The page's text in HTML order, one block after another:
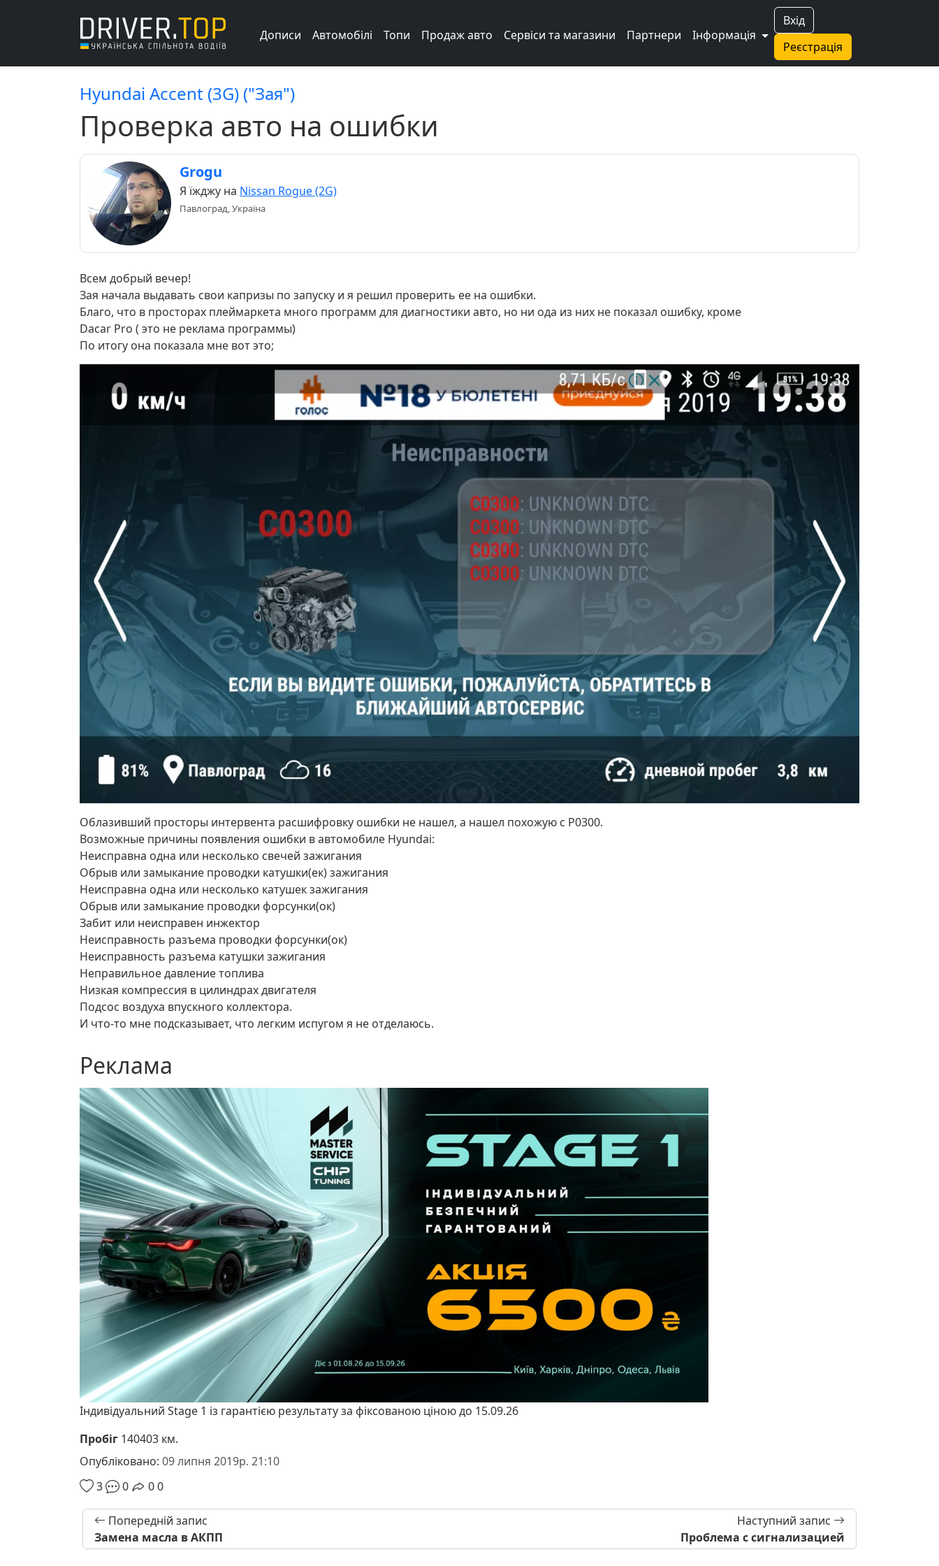
Вхід
Реєстрація
Дописи Автомобілі Топи Продаж авто Сервіси та магазини Партнери Інформація
Hyundai Accent (3G) ("Зая")
Проверка авто на ошибки
Grogu
Я їжджу на Nissan Rogue (2G)
Павлоград, Україна
Всем добрый вечер!
Зая начала выдавать свои капризы по запуску и я решил проверить ее на ошибки.
Благо, что в просторах плеймаркета много программ для диагностики авто, но ни ода из них не показал ошибку, кроме
Dacar Pro ( это не реклама программы)
По итогу она показала мне вот это;
Облазивший просторы интервента расшифровку ошибки не нашел, а нашел похожую с P0300.
Возможные причины появления ошибки в автомобиле Hyundai:
Неисправна одна или несколько свечей зажигания
Обрыв или замыкание проводки катушки(ек) зажигания
Неисправна одна или несколько катушек зажигания
Обрыв или замыкание проводки форсунки(ок)
Забит или неисправен инжектор
Неисправность разъема проводки форсунки(ок)
Неисправность разъема катушки зажигания
Неправильное давление топлива
Низкая компрессия в цилиндрах двигателя
Подсос воздуха впускного коллектора.
И что-то мне подсказывает, что легким испугом я не отделаюсь.
Реклама
Індивідуальний Stage 1 із гарантією результату за фіксованою ціною до 15.09.26
Пробіг 140403 км.
Опубліковано: 09 липня 2019р. 21:10
3
0 00
Попередній запис
Замена масла в АКПП
Наступний запис
Проблема с сигнализацией